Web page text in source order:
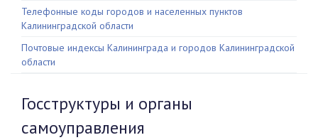
Телефонные коды городов и населенных пунктов
Калининградской области
Почтовые индексы Калининграда и городов Калининградской
области
Госструктуры и органы
самоуправления